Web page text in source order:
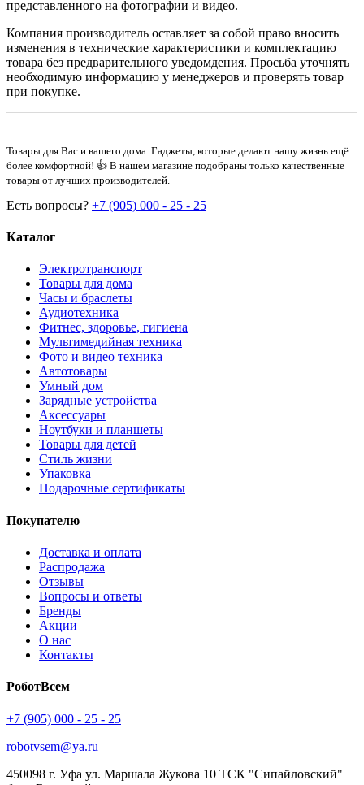
представленного на фотографии и видео.
Компания производитель оставляет за собой право вносить
изменения в технические характеристики и комплектацию
товара без предварительного уведомдения. Просьба уточнять
необходимую информацию у менеджеров и проверять товар
при покупке.
Товары для Вас и вашего дома. Гаджеты, которые делают нашу жизнь ещё
более комфортной! 👍 В нашем магазине подобраны только качественные
товары от лучших производителей.
Есть вопросы? +7 (905) 000 - 25 - 25
Каталог
Электротранспорт
Товары для дома
Часы и браслеты
Аудиотехника
Фитнес, здоровье, гигиена
Мультимедийная техника
Фото и видео техника
Автотовары
Умный дом
Зарядные устройства
Аксессуары
Ноутбуки и планшеты
Товары для детей
Стиль жизни
Упаковка
Подарочные сертификаты
Покупателю
Доставка и оплата
Распродажа
Отзывы
Вопросы и ответы
Бренды
Акции
О нас
Контакты
РоботВсем
+7 (905) 000 - 25 - 25
robotvsem@ya.ru
450098 г. Уфа ул. Маршала Жукова 10 ТСК "Сипайловский"